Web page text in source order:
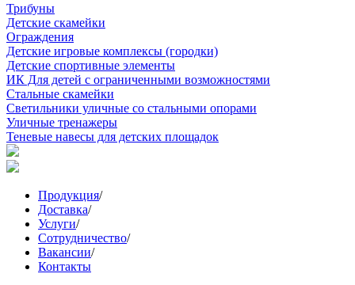
Трибуны
Детские скамейки
Ограждения
Детские игровые комплексы (городки)
Детские спортивные элементы
ИК Для детей с ограниченными возможностями
Стальные скамейки
Светильники уличные со стальными опорами
Уличные тренажеры
Теневые навесы для детских площадок
Продукция/
Доставка/
Услуги/
Сотрудничество/
Вакансии/
Контакты